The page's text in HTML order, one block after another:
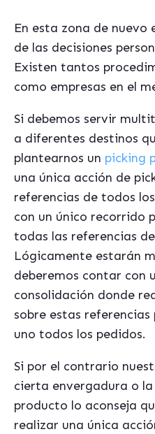
En esta zona de
de las decisiones
Existen tantos
como empresas en el
Si debemos servir
a diferentes destinos
plantearnos un picking
una única acción de
referencias de todos
con un único recorrido
todas las referencias
Lógicamente estarán
deberemos contar con
consolidación donde
sobre estas
uno todos los pedidos.
Si por el contrario
cierta envergadura o
producto lo aconseja
realizar una única